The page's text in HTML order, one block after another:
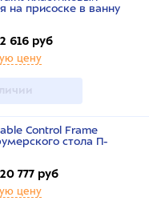
на присоске в ванну
2 616 руб
цену
Control Frame
стола П-
20 777 руб
цену